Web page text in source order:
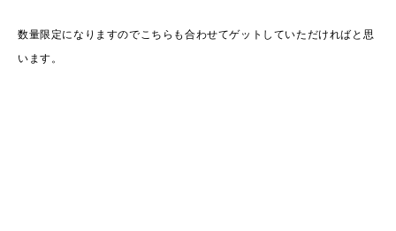
数量限定になりますのでこちらも合わせてゲットしていただければと思
います。